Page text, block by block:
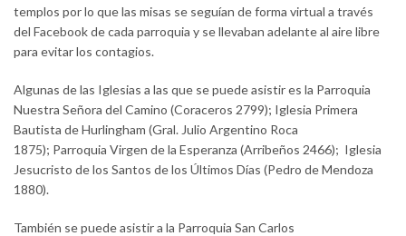
templos por lo que las misas se seguían de forma virtual a través
del Facebook de cada parroquia y se llevaban adelante al aire libre
para evitar los contagios.
Algunas de las Iglesias a las que se puede asistir es la Parroquia
Nuestra Señora del Camino (Coraceros 2799); Iglesia Primera
Bautista de Hurlingham (Gral. Julio Argentino Roca
1875); Parroquia Virgen de la Esperanza (Arribeños 2466); Iglesia
Jesucristo de los Santos de los Últimos Días (Pedro de Mendoza
1880).
También se puede asistir a la Parroquia San Carlos